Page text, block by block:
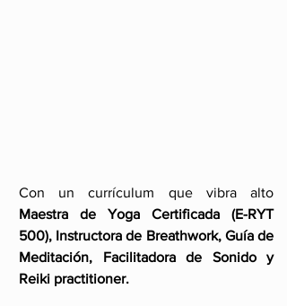
Maestra de Yoga Certificada (E-RYT
500), Instructora de Breathwork, Guía de
Meditación, Facilitadora de Sonido y
Reiki practitioner.